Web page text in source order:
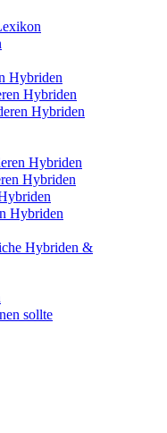
Hybriden
Hybriden
Hybriden
Hybriden
Hybriden
Hybriden
Hybriden &
sollte